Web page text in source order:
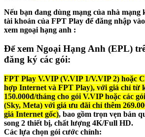
Nếu bạn đang dùng mạng của nhà mạng
tài khoản của FPT Play để đăng nhập
xem ngoại hạng anh :
Để xem Ngoại Hạng Anh (EPL)
đăng ký các gói:
FPT Play V.VIP (V.VIP 1/V.VIP 2) hoặc
hợp Internet và FPT Play), với giá chỉ từ
150.000đ/tháng cho gói V.VIP hoặc các
(Sky, Meta) với giá ưu đãi chỉ thêm
giá Internet gốc), bao gồm trọn vẹn bản
song 2 thiết bị, chất lượng 4K/Full HD.
Các lựa chọn gói cước chính: